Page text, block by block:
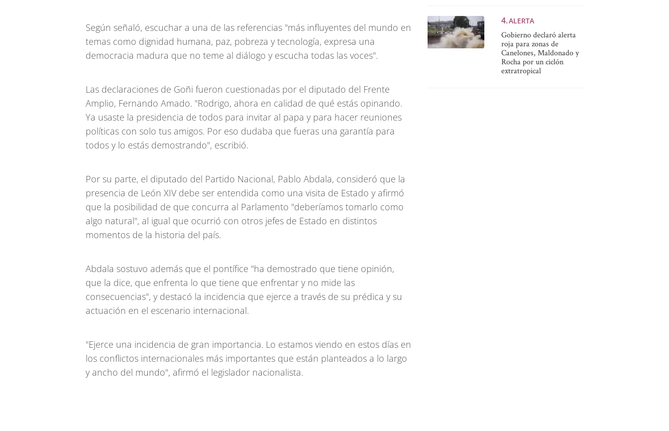
Según señaló, escuchar a una de las referencias "más influyentes del mundo en
temas como dignidad humana, paz, pobreza y tecnología, expresa una
democracia madura que no teme al diálogo y escucha todas las voces".
Las declaraciones de Goñi fueron cuestionadas por el diputado del Frente
Amplio, Fernando Amado. "Rodrigo, ahora en calidad de qué estás opinando.
Ya usaste la presidencia de todos para invitar al papa y para hacer reuniones
políticas con solo tus amigos. Por eso dudaba que fueras una garantía para
todos y lo estás demostrando", escribió.
Por su parte, el diputado del Partido Nacional, Pablo Abdala, consideró que la
presencia de León XIV debe ser entendida como una visita de Estado y afirmó
que la posibilidad de que concurra al Parlamento "deberíamos tomarlo como
algo natural", al igual que ocurrió con otros jefes de Estado en distintos
momentos de la historia del país.
Abdala sostuvo además que el pontífice "ha demostrado que tiene opinión,
que la dice, que enfrenta lo que tiene que enfrentar y no mide las
consecuencias", y destacó la incidencia que ejerce a través de su prédica y su
actuación en el escenario internacional.
"Ejerce una incidencia de gran importancia. Lo estamos viendo en estos días en
los conflictos internacionales más importantes que están planteados a lo largo
y ancho del mundo", afirmó el legislador nacionalista.
ALERTA
Gobierno declaró alerta
roja para zonas de
Canelones, Maldonado y
Rocha por un ciclón
extratropical